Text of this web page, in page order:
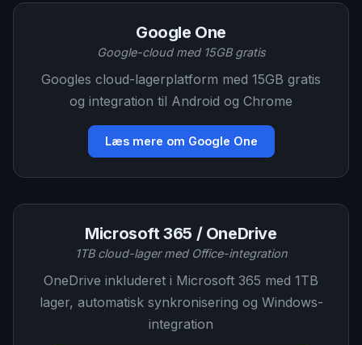
Google One
Google-cloud med 15GB gratis
Googles cloud-lagerplatform med 15GB gratis
og integration til Android og Chrome
Læs mere om Google One
Microsoft 365 / OneDrive
1TB cloud-lager med Office-integration
OneDrive inkluderet i Microsoft 365 med 1TB
lager, automatisk synkronisering og Windows-
integration